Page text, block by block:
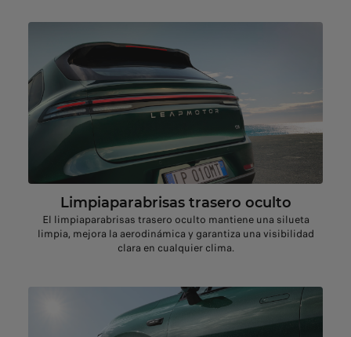
Limpiaparabrisas trasero oculto
El limpiaparabrisas trasero oculto mantiene una silueta
limpia, mejora la aerodinámica y garantiza una visibilidad
clara en cualquier clima.